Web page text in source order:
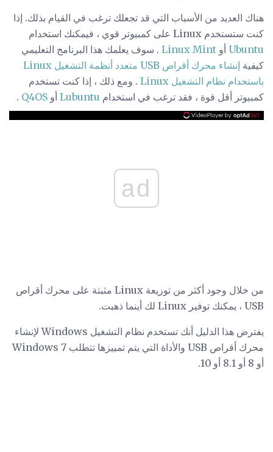
هناك العديد من الأسباب التي قد تجعلك ترغب في القيام بذلك. إذا
كنت ستستخدم Linux على كمبيوتر قوي ، فيمكنك استخدام
Ubuntu أو Linux Mint . سوف يعلمك هذا البرنامج التعليمي
كيفية
إنشاء محرك أقراص USB متعدد أنظمة التشغيل Linux
باستخدام نظام التشغيل Linux
. ومع ذلك ، إذا كنت تستخدم
كمبيوتر أقل قوة ، فقد ترغب في استخدام Lubuntu أو Q4OS
.
ad
من خلال وجود أكثر من توزيعة Linux مثبتة على محرك أقراص
USB ، يمكنك توفير Linux لك أينما ذهبت.
يفترض هذا الدليل أنك تستخدم نظام التشغيل Windows لإنشاء
محرك أقراص USB والأداة التي يتم تمييزها تتطلب Windows 7
أو 8 أو 8.1 أو 10.